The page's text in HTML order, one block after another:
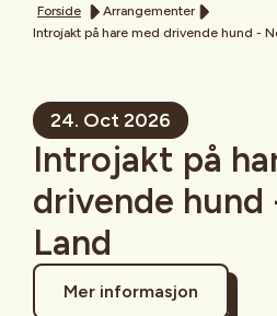
Forside
Arrangementer
Introjakt på hare med drivende hund -
24. Oct 2026
Introjakt på
drivende hund
Land
Mer informasjon